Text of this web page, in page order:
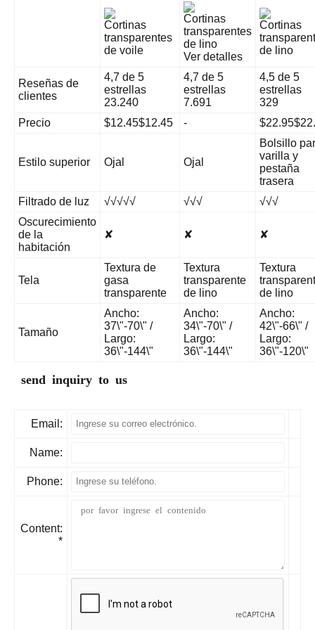
Cortinas
transparentes
de voile
Cortinas
transparentes
de lino
Ver detalles
Cortinas
de lino
Reseñas de
clientes
4,7 de 5
estrellas
23.240
4,7 de 5
estrellas
7.691
4,5 de 5
estrellas
329
Precio
$12.45$12.45 -
Estilo superior Ojal Ojal
Bolsillo
varilla y
pestaña
trasera
Filtrado de luz
√√√√√ √√√
√√√
Oscurecimiento
de la
habitación
✘ ✘ ✘
Tela
Textura de
gasa
transparente
Textura
transparente
de lino
Textura
de lino
Tamaño
Ancho:
37\"-70\" /
Largo:
36\"-144\"
Ancho:
34\"-70\" /
Largo:
36\"-144\"
Ancho:
42\"-66\" /
Largo:
36\"-120\"
send inquiry to us
Email:
Name:
Phone:
Content:
*